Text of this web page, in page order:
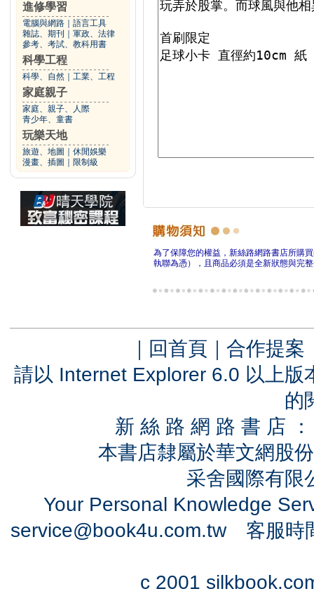
進修學習
電腦與網路
語言工具
雜誌、期刊
軍政、法律
參考、考試、教科用書
科學工程
科學、自然 工業、工程
家庭親子
家庭、親子、人際
青少年、童書
玩樂天地
旅遊、地圖
休閒娛樂
漫畫、插圖
限制級
為了保障您的權益，新絲路網路書店所購
執聯為憑），且商品必須是全新狀態與完
｜ 回首頁 ｜ 合作提案
請以 Internet Explorer 6.0 以上
的
新 絲 路 網 路 書 店
本書店隸屬於華文網股
采舍國際有
Your Personal Knowledge
service@book4u.com.tw客服時
c 2001